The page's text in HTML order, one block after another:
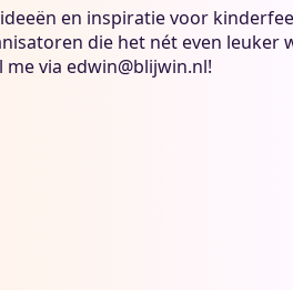
en inspiratie voor
die het nét even leuker
me via edwin@blijwin.nl!